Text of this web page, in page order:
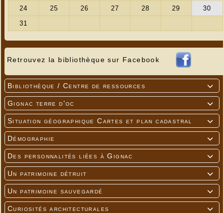
Retrouvez la bibliothèque sur Facebook

Bibliothèque / Centre de ressources

Gignac terre d'oc

Situation géographique Cartes et plan cadastral

Démographie

Des personnalités liées à Gignac

Un patrimoine détruit

Un patrimoine sauvegardé

Curiosités architecturales